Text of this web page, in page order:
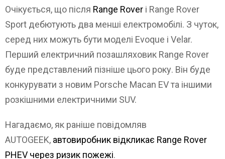
Очікується, що після Range Rover і Range Rover
Sport дебютують два менші електромобілі. З чуток,
серед них можуть бути моделі Evoque і Velar.
Перший електричний позашляховик Range Rover
буде представлений пізніше цього року. Він буде
конкурувати з новим Porsche Macan EV та іншими
розкішними електричними SUV.
Нагадаємо, як раніше повідомляв
AUTOGEEK, автовиробник відкликає Range Rover
PHEV через ризик пожежі.